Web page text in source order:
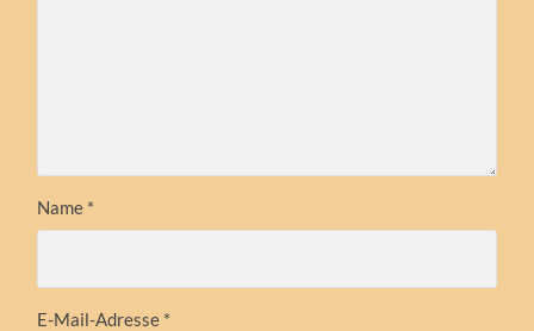
Name *
E-Mail-Adresse *